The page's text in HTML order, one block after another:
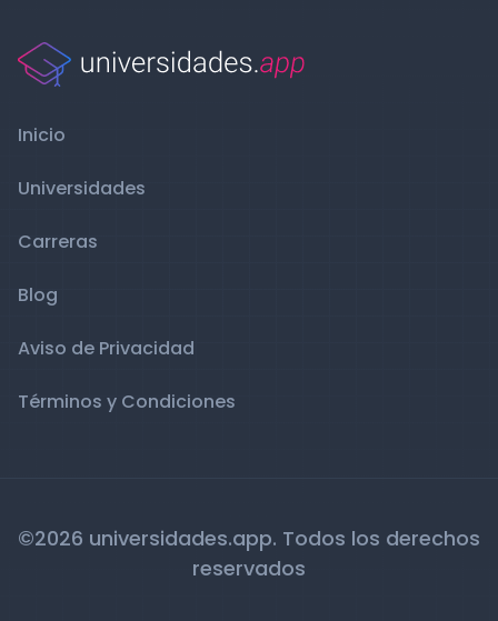
Inicio
Universidades
Carreras
Blog
Aviso de Privacidad
Términos y Condiciones
©2026 universidades.app. Todos los derechos
reservados